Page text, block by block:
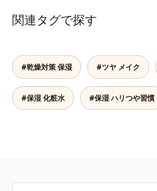
触の美容液が角層のすみずみまで浸
透し、肌はもっちり、やわらか。角
に使うのが効果的。より積極的な集
中エイジングケアで、もっちりとし
た、つややかな肌に出合えます。*
年齢に応じたお手入れのこと
ー
か
サ
上
50
が
関連タグで探す
#乾燥対策 保湿 #ツヤ メイク
#保湿 化粧水 #保湿 ハリつや習慣